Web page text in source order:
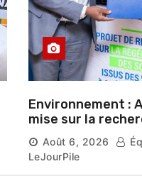
Environnement :
mise sur la
scientifique pour
les sols de ses
Août 6, 2026
LeJourPile